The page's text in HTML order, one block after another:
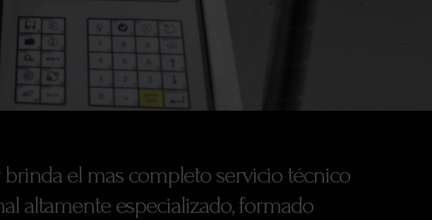
brinda el mas completo servicio técnico
altamente especializado, formado